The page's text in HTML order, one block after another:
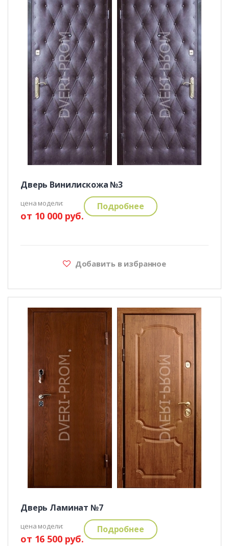
Дверь Винилискожа №3
цена модели:
от 10 000 руб.
Подробнее
Добавить в избранное
Дверь Ламинат №7
цена модели:
от 16 500 руб.
Подробнее